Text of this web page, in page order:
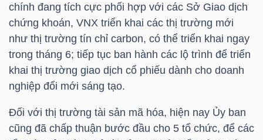
chính đang tích cực phối hợp với các Sở Giao dịch
chứng khoán, VNX triển khai các thị trường mới
như thị trường tín chỉ carbon, có thể triển khai ngay
trong tháng 6; tiếp tục ban hành các lộ trình để triển
khai thị trường giao dịch cổ phiếu dành cho doanh
nghiệp đổi mới sáng tạo.
Đối với thị trường tài sản mã hóa, hiện nay Ủy ban
cũng đã chấp thuận bước đầu cho 5 tổ chức, để các
CÔNG
NGHỆ
THÔNG
TIN